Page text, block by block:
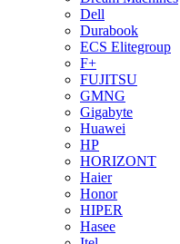
Dell
Durabook
ECS Elitegroup
F+
FUJITSU
GMNG
Gigabyte
Huawei
HP
HORIZONT
Haier
Honor
HIPER
Hasee